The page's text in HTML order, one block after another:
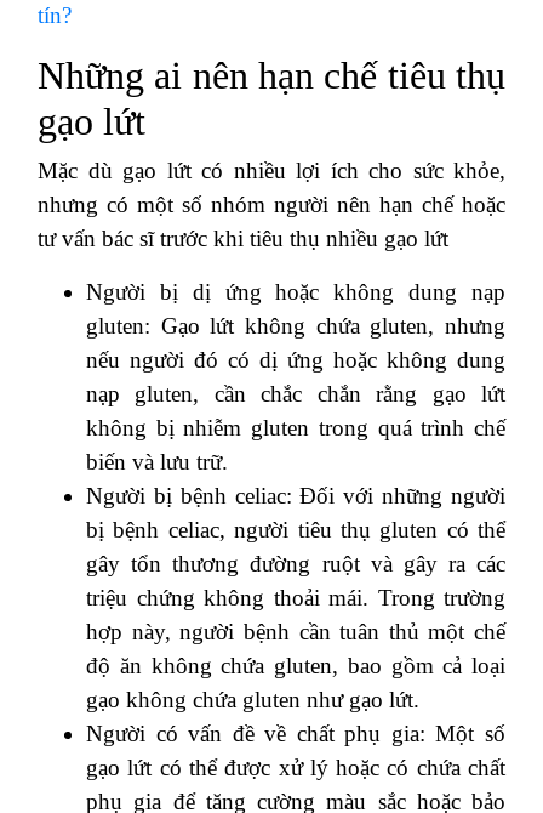
tín?
Những ai nên hạn chế tiêu thụ
gạo lứt
Mặc dù gạo lứt có nhiều lợi ích cho sức khỏe,
nhưng có một số nhóm người nên hạn chế hoặc
tư vấn bác sĩ trước khi tiêu thụ nhiều gạo lứt
Người bị dị ứng hoặc không dung nạp
gluten: Gạo lứt không chứa gluten, nhưng
nếu người đó có dị ứng hoặc không dung
nạp gluten, cần chắc chắn rằng gạo lứt
không bị nhiễm gluten trong quá trình chế
biến và lưu trữ.
Người bị bệnh celiac: Đối với những người
bị bệnh celiac, người tiêu thụ gluten có thể
gây tổn thương đường ruột và gây ra các
triệu chứng không thoải mái. Trong trường
hợp này, người bệnh cần tuân thủ một chế
độ ăn không chứa gluten, bao gồm cả loại
gạo không chứa gluten như gạo lứt.
Người có vấn đề về chất phụ gia: Một số
gạo lứt có thể được xử lý hoặc có chứa chất
phụ gia để tăng cường màu sắc hoặc bảo